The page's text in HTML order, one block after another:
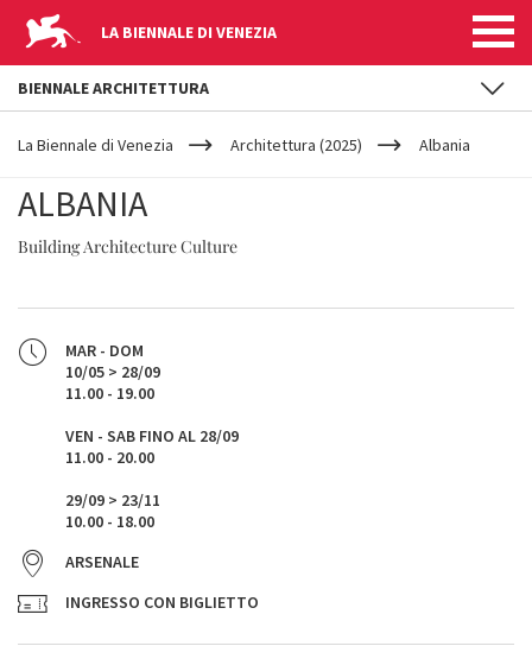
LA BIENNALE DI VENEZIA
YOUR
ARE
La Biennale di Venezia Architettura (2025) Albania
ALBANIA
Building Architecture Culture
MAR - DOM
10/05 > 28/09
11.00 - 19.00
VEN - SAB FINO AL 28/09
11.00 - 20.00
29/09 > 23/11
10.00 - 18.00
ARSENALE
INGRESSO CON BIGLIETTO
BIENNALE ARCHITETTURA